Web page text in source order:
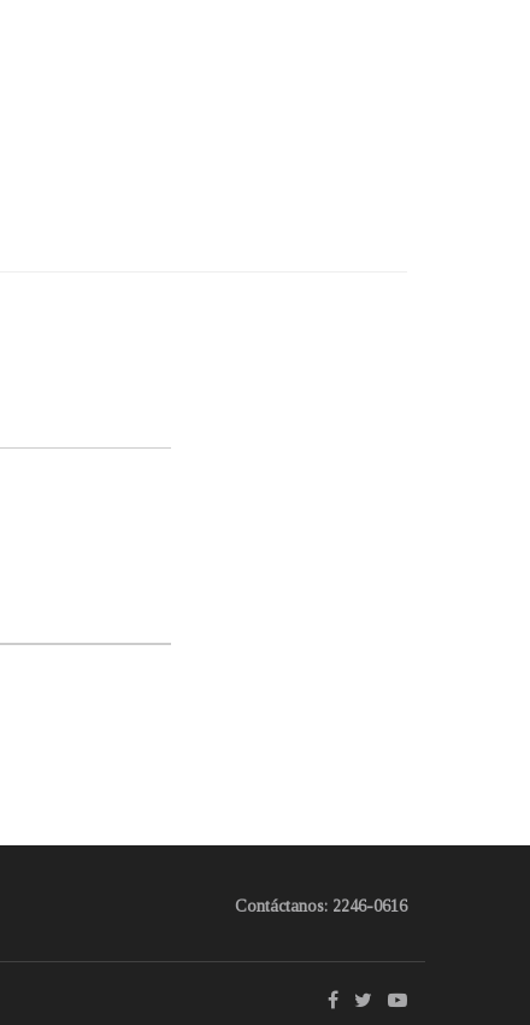
Contáctanos: 2246-0616